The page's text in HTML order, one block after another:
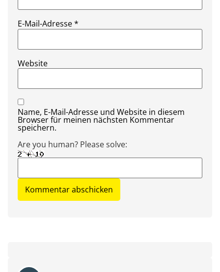
E-Mail-Adresse*
Website
Name, E-Mail-Adresse und Website in diesem
Browser für meinen nächsten Kommentar
speichern.
Are you human? Please solve: